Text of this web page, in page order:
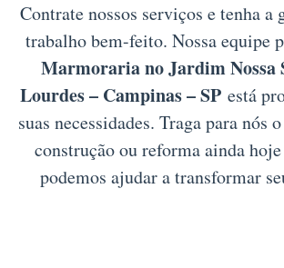
Contrate nossos serviços e tenha a
trabalho bem-feito. Nossa equipe
Marmoraria no Jardim Nossa
Lourdes – Campinas – SP está
suas necessidades. Traga para nós
construção ou reforma ainda
podemos ajudar a transformar